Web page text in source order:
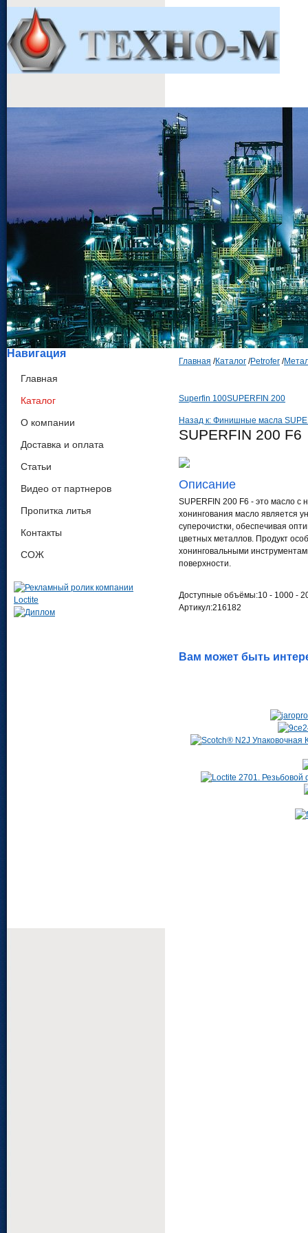
Навигация
Главная
Каталог
О компании
Доставка и оплата
Статьи
Видео от партнеров
Пропитка литья
Контакты
СОЖ
Главная /Каталог /Petrofer /
Superfin 100SUPERFIN 200
Назад к: Финишные масла
SUPERFIN 200 F6
Описание
SUPERFIN 200 F6 - это масло с
хонингования масло является
суперочистки, обеспечивая
цветных металлов. Продукт
хонинговальными
поверхности.
Доступные объёмы:10 - 1000 -
Артикул:216182
Вам может быть